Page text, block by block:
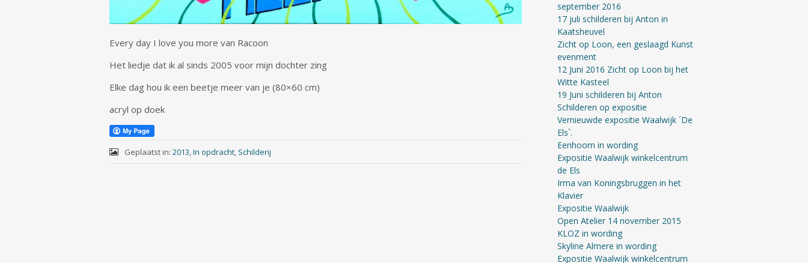
Every day I love you more van Racoon
Het liedje dat ik al sinds 2005 voor mijn dochter zing
Elke dag hou ik een beetje meer van je (80×60 cm)
acryl op doek
Geplaatst in: 2013,In opdracht, Schilderij
september 2016
17 juli schilderen bij Anton in
Kaatsheuvel
Zicht op Loon, een geslaagd Kunst
evenment
12 Juni 2016 Zicht op Loon bij het
Witte Kasteel
19 Juni schilderen bij Anton
Schilderen op expositie
Vernieuwde expositie Waalwijk ´De
Els`.
Eenhoorn in wording
Expositie Waalwijk winkelcentrum
de Els
Irma van Koningsbruggen in het
Klavier
Expositie Waalwijk
Open Atelier 14 november 2015
KLOZ in wording
Skyline Almere in wording
Expositie Waalwijk winkelcentrum